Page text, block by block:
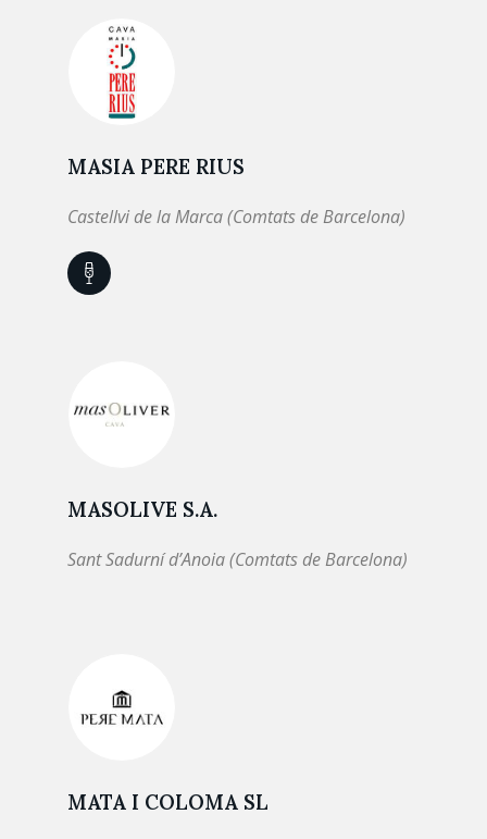
MASIA PERE RIUS
Castellvi de la Marca (Comtats de Barcelona)
MASOLIVE S.A.
Sant Sadurní d’Anoia (Comtats de Barcelona)
MATA I COLOMA SL